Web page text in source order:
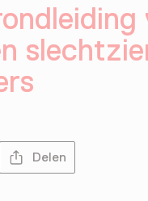
Delen